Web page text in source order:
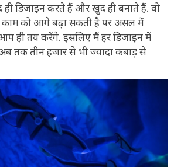
डिजाइन करते हैं और खुद ही बनाते हैं. वो
को आगे बढ़ा सकती है पर असल में
ही तय करेंगे. इसलिए मैं हर डिजाइन में
तक तीन हजार से भी ज्यादा कबाड़ से